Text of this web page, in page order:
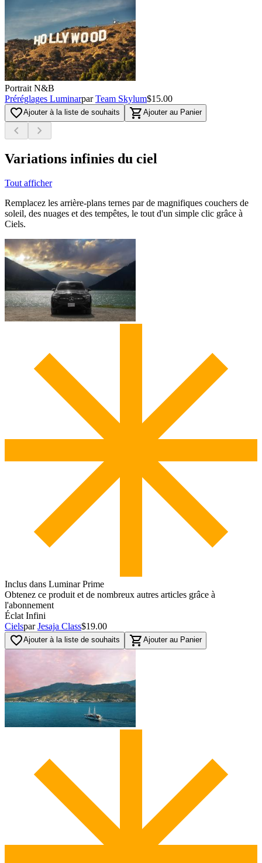
Portrait N&B
Préréglages Luminarpar Team Skylum$15.00
favorite_borderAjouter à la liste de souhaits shopping_cart Ajouter au Panier
chevron_left chevron_right
Variations infinies du ciel
Tout afficher
Remplacez les arrière-plans ternes par de magnifiques couchers de
soleil, des nuages et des tempêtes, le tout d'un simple clic grâce à
Ciels.
Inclus dans Luminar Prime
Obtenez ce produit et de nombreux autres articles grâce à
l'abonnement
Éclat Infini
Cielspar Jesaja Class$19.00
favorite_borderAjouter à la liste de souhaits shopping_cart Ajouter au Panier